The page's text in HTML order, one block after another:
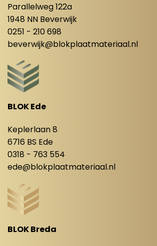
Parallelweg 122a
1948 NN Beverwijk
0251 - 210 698
beverwijk@blokplaatmateriaal.nl
BLOK Ede
Keplerlaan 8
6716 BS Ede
0318 - 763 554
ede@blokplaatmateriaal.nl
BLOK Breda